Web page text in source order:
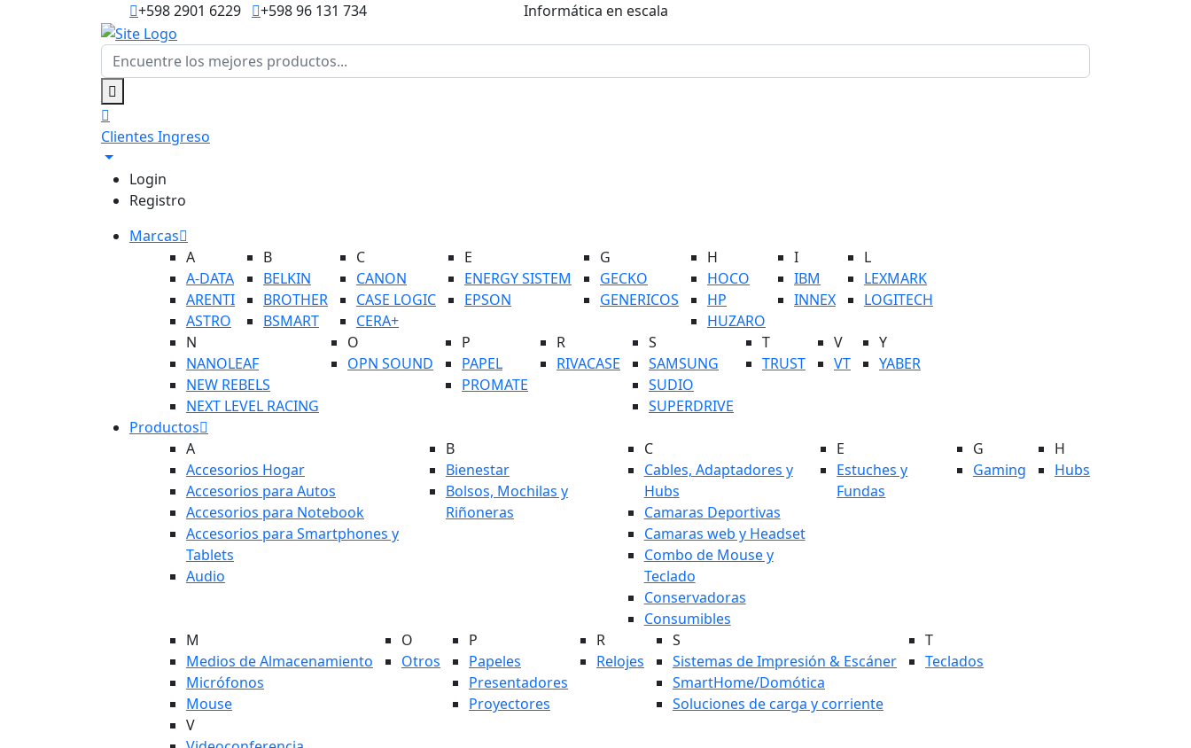
+598 2901 6229 +598 96 131 734 Informática en escala
Clientes Ingreso
Login
Registro
Marcas
A
A-DATA
ARENTI
ASTRO
B
BELKIN
BROTHER
BSMART
C
CANON
CASE LOGIC
CERA+
E
ENERGY SISTEM
EPSON
G
GECKO
GENERICOS
H
HOCO
HP
HUZARO
I
IBM
INNEX
L
LEXMARK
LOGITECH
N
NANOLEAF
NEW REBELS
NEXT LEVEL RACING
O
OPN SOUND
P
PAPEL
PROMATE
R
RIVACASE
S
SAMSUNG
SUDIO
SUPERDRIVE
T
TRUST
V
VT
Y
YABER
Productos
A
Accesorios Hogar
Accesorios para Autos
Accesorios para Notebook
Accesorios para Smartphones y
Tablets
Audio
B
Bienestar
Bolsos, Mochilas y
Riñoneras
C
Cables, Adaptadores y
Hubs
Camaras Deportivas
Camaras web y Headset
Combo de Mouse y
Teclado
Conservadoras
Consumibles
E
Estuches y
Fundas
G
Gaming
H
Hubs
M
Medios de Almacenamiento
Micrófonos
Mouse
O
Otros
P
Papeles
Presentadores
Proyectores
R
Relojes
S
Sistemas de Impresión & Escáner
SmartHome/Domótica
Soluciones de carga y corriente
T
Teclados
V